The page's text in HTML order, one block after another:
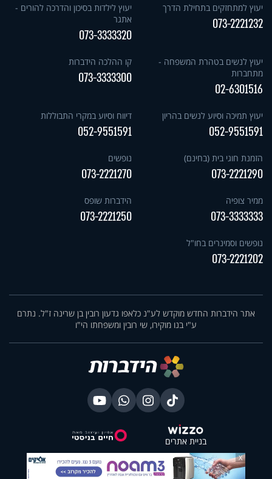
יעוץ למתחזקים בתחילת הדרך
073-2221232
יעוץ לילדות בסיכון והדרכה להורים -
אתגר
073-3333320
יעוץ לנשים בטהרת המשפחה -
מתחברות
02-6301516
קו ההלכה הידברות
073-3333300
יעוץ תמיכה וסיוע לנשים בהריון
052-9551591
דיווח וסיוע במקרי התבוללות
052-9551591
הזמנת חוגי בית (בחינם)
073-2221290
נופשים
073-2221270
ממיר צופיה
073-3333333
הידברות שופס
073-2221250
נופשים וסמינרים בחו"ל
073-2221202
אתר הידברות החדש מוקדש לע"נ כלאפו גדעון רובין בן שרינה ז"ל. נתרם
ע"י בנו מוקירו, שי רובין ומשפחתו הי"ו
בניית אתרים
X